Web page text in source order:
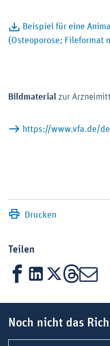
Beispiel für eine
(Osteoporose; Fileformat
Bildmaterial zur
https://www.vfa.de/
Drucken
Teilen
FacebookLinkedIn
X Threads
Mail
Noch nicht das